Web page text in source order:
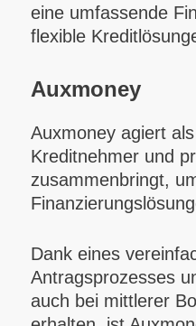
eine umfassende
flexible
Auxmoney
Auxmoney agiert
Kreditnehmer und
zusammenbringt,
Dank eines
Antragsprozesses
auch bei mittlerer